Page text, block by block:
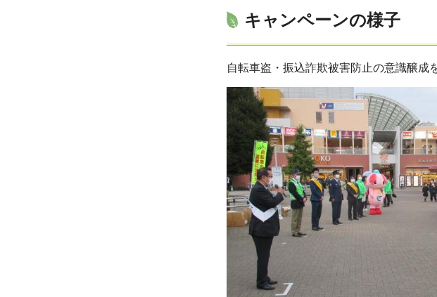
キャンペーンの様子
自転車盗・振込詐欺被害防止の意識醸成